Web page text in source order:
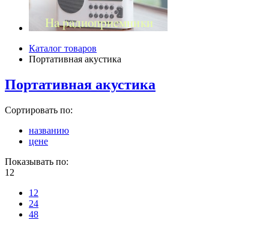
Каталог товаров
Портативная акустика
Портативная акустика
Сортировать по:
названию
цене
Показывать по:
12
12
24
48